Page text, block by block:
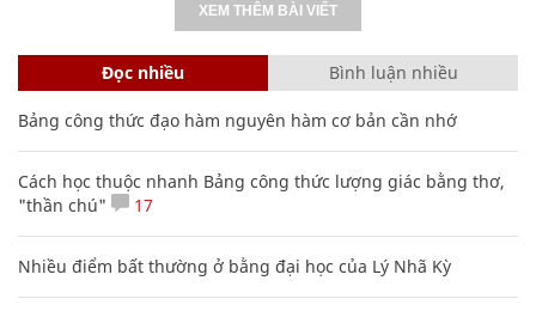
XEM THÊM BÀI VIẾT
Đọc nhiều Bình luận nhiều
Bảng công thức đạo hàm nguyên hàm cơ bản cần nhớ
Cách học thuộc nhanh Bảng công thức lượng giác bằng thơ,
"thần chú"
17
Nhiều điểm bất thường ở bằng đại học của Lý Nhã Kỳ